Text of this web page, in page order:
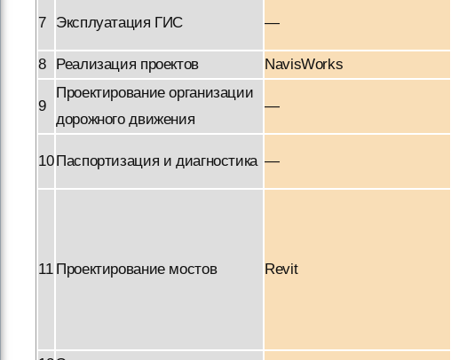
7 Эксплуатация ГИС —
8
Реализация проектов NavisWorks
9
Проектирование организации
дорожного движения
—
10Паспортизация и диагностика —
11 Проектирование мостов Revit